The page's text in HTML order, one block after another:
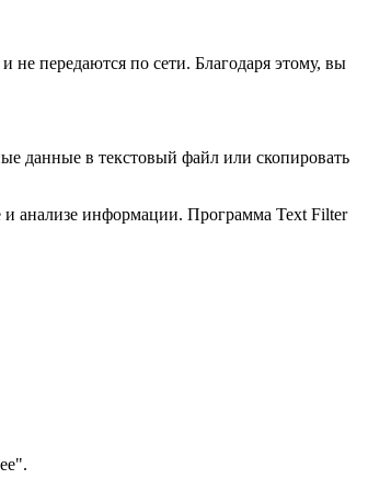
не передаются по сети. Благодаря этому, вы
данные в текстовый файл или скопировать
и анализе информации. Программа Text Filter